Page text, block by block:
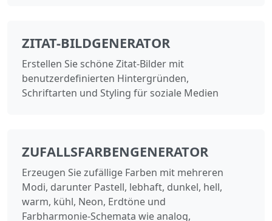
ZITAT-BILDGENERATOR
Erstellen Sie schöne Zitat-Bilder mit
benutzerdefinierten Hintergründen,
Schriftarten und Styling für soziale Medien
ZUFALLSFARBENGENERATOR
Erzeugen Sie zufällige Farben mit mehreren
Modi, darunter Pastell, lebhaft, dunkel, hell,
warm, kühl, Neon, Erdtöne und
Farbharmonie‑Schemata wie analog,